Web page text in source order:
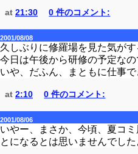
at 21:30 0 件のコメント:
2001/08/08
久しぶりに修羅場を見た気がす
今日は午後から研修の予定な
いや、だふん、まともに仕事で
at 2:10 0 件のコメント:
2001/08/06
いやー、まさか、今頃、夏コ
とになるとは思いませんでした